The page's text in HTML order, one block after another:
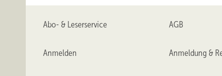
Abo- & Leserservice AGB
Anmelden Anmeldung &